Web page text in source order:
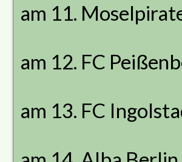
am 11.
am 12. FC
am 13. FC